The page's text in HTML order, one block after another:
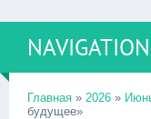
NAVIGATION
Главная » 2026 »
будущее»